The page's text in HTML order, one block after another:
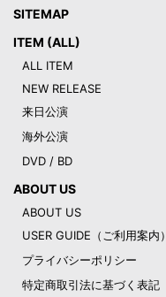
SITEMAP
ITEM (ALL)
ALL ITEM
NEW RELEASE
来日公演
海外公演
DVD / BD
ABOUT US
ABOUT US
USER GUIDE（ご利用案内）
プライバシーポリシー
特定商取引法に基づく表記